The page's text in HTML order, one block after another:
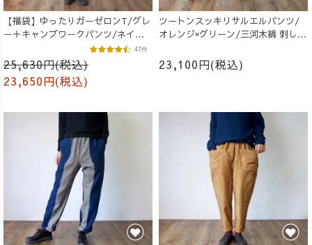
【福袋】ゆったりガーゼロンT/グレ
ー＋キャンプワークパンツ/ネイビ
25,630円(税込)
23,650円(税込)
47件
ツートンスッキリサルエルパンツ/
オレンジ×グリーン/三河木綿 刺し子
23,100円(税込)